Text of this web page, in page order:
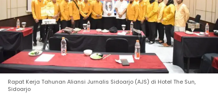
Rapat Kerja Tahunan Aliansi Jurnalis Sidoarjo (AJS) di Hotel The Sun,
Sidoarjo